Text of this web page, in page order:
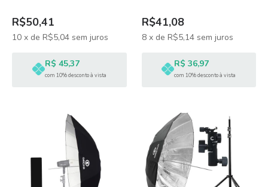
R$50,41
10 x de R$5,04 sem juros
R$ 45,37
com 10% desconto à vista
R$41,08
8 x de R$5,14 sem juros
R$ 36,97
com 10% desconto à vista